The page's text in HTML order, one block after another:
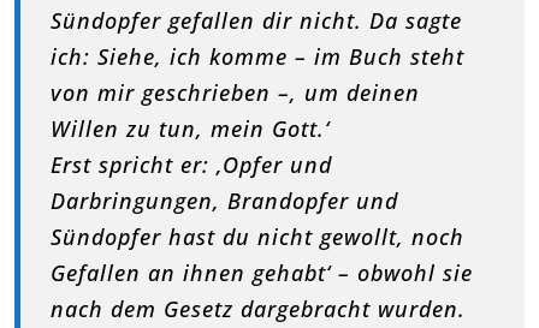
Sündopfer gefallen dir nicht. Da sagte
ich: Siehe, ich komme – im Buch steht
von mir geschrieben –, um deinen
Willen zu tun, mein Gott.‘
Erst spricht er: ‚Opfer und
Darbringungen, Brandopfer und
Sündopfer hast du nicht gewollt, noch
Gefallen an ihnen gehabt‘ – obwohl sie
nach dem Gesetz dargebracht wurden.